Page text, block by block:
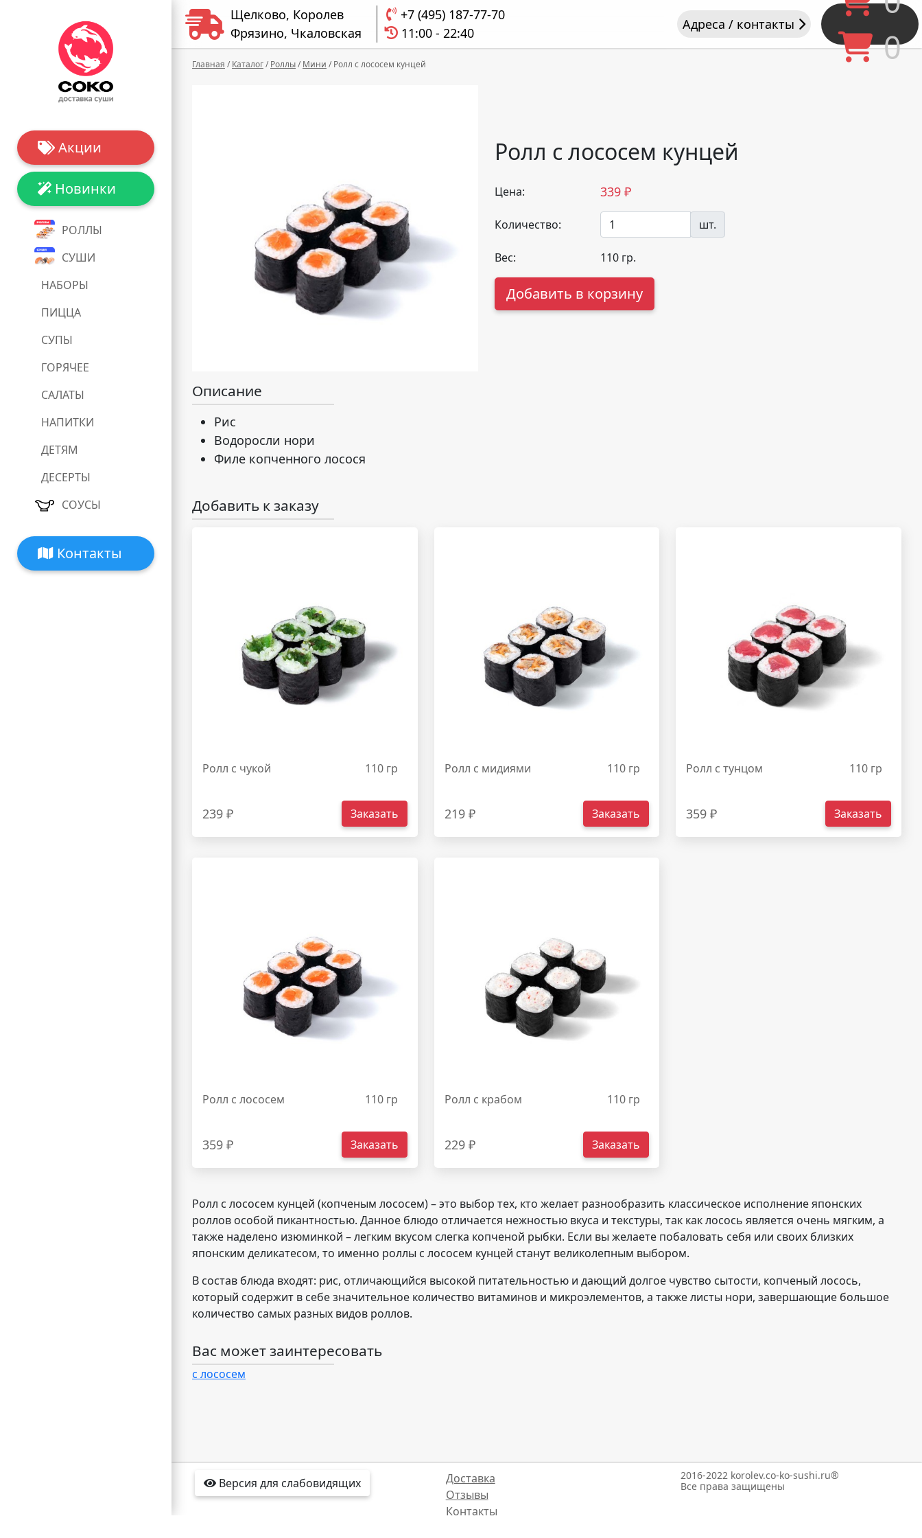
Акции
Новинки
РОЛЛЫ
СУШИ
НАБОРЫ
ПИЦЦА
СУПЫ
ГОРЯЧЕЕ
САЛАТЫ
НАПИТКИ
ДЕТЯМ
ДЕСЕРТЫ
СОУСЫ
Контакты
Щелково, Королев
Фрязино, Чкаловская
+7 (495) 187-77-70
11:00 - 22:40
Адреса / контакты
0
Главная / Каталог/ Роллы/ Мини / Ролл с лососем кунцей
Ролл с лососем кунцей
Цена: 339 ₽
Количество: шт.
Вес: 110 гр.
Добавить в корзину
Описание
Рис
Водоросли нори
Филе копченного лосося
Добавить к заказу
Ролл с чукой 110 гр
239 ₽ Заказать
Ролл с мидиями 110 гр
219 ₽ Заказать
Ролл с тунцом 110 гр
359 ₽ Заказать
Ролл с лососем 110 гр
359 ₽ Заказать
Ролл с крабом 110 гр
229 ₽ Заказать
Ролл с лососем кунцей (копченым лососем) – это выбор тех, кто желает разнообразить классическое исполнение японских
роллов особой пикантностью. Данное блюдо отличается нежностью вкуса и текстуры, так как лосось является очень мягким, а
также наделено изюминкой – легким вкусом слегка копченой рыбки. Если вы желаете побаловать себя или своих близких
японским деликатесом, то именно роллы с лососем кунцей станут великолепным выбором.
В состав блюда входят: рис, отличающийся высокой питательностью и дающий долгое чувство сытости, копченый лосось,
который содержит в себе значительное количество витаминов и микроэлементов, а также листы нори, завершающие большое
количество самых разных видов роллов.
Вас может заинтересовать
с лососем
Версия для слабовидящих
Доставка
Отзывы
Контакты
2016-2022 korolev.co-ko-sushi.ru®
Все права защищены